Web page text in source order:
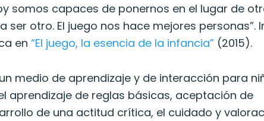
somos capaces de ponernos en el lugar de
ser otro. El juego nos hace mejores personas”.
en“El juego, la esencia de la infancia” (2015).
medio de aprendizaje y de interacción para
aprendizaje de reglas básicas, aceptación de
de una actitud crítica, el cuidado y